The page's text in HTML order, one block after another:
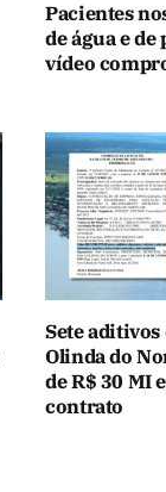
Pacientes
de água e
vídeo
Sete aditivos
Olinda do
de R$ 30 MI
contrato